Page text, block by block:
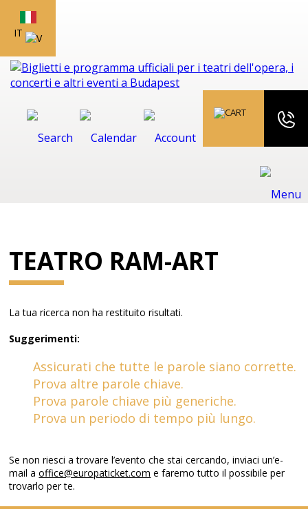
IT
TEATRO RAM-ART
La tua ricerca non ha restituito risultati.
Suggerimenti:
Assicurati che tutte le parole siano corrette.
Prova altre parole chiave.
Prova parole chiave più generiche.
Prova un periodo di tempo più lungo.
Se non riesci a trovare l’evento che stai cercando, inviaci un’e-
mail aoffice@europaticket.com e faremo tutto il possibile per
trovarlo per te.